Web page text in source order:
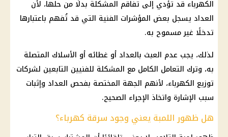
الكهرباء قد تؤدي إلى تفاقم المشكلة بدلًا من حلها، لأن
العداد يسجل بعض المؤشرات الفنية التي قد تُفهم باعتبارها
تدخلًا غير مسموح به.
لذلك، يجب عدم العبث بالعداد أو غطائه أو الأسلاك المتصلة
به، وترك التعامل الكامل مع المشكلة للفنيين التابعين لشركات
توزيع الكهرباء، لأنهم الجهة المختصة بفحص العداد وإثبات
سبب الإشارة واتخاذ الإجراء الصحيح.
هل ظهور اللمبة يعني وجود سرقة كهرباء؟